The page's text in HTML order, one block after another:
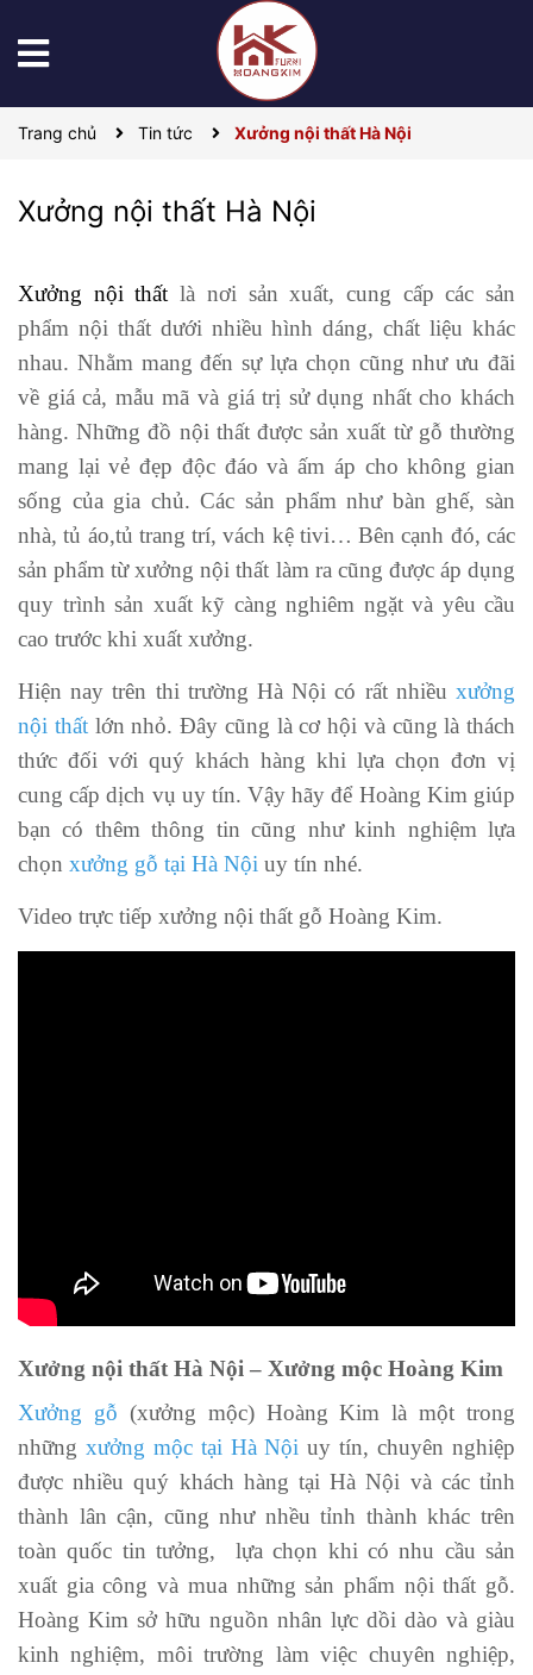
Trang chủ Tin tức Xưởng nội thất Hà Nội
Xưởng nội thất Hà Nội
Xưởng nội thất là nơi sản xuất, cung cấp các sản
phẩm nội thất dưới nhiều hình dáng, chất liệu khác
nhau. Nhằm mang đến sự lựa chọn cũng như ưu đãi
về giá cả, mẫu mã và giá trị sử dụng nhất cho khách
hàng. Những đồ nội thất được sản xuất từ gỗ thường
mang lại vẻ đẹp độc đáo và ấm áp cho không gian
sống của gia chủ. Các sản phẩm như bàn ghế, sàn
nhà, tủ áo,tủ trang trí, vách kệ tivi… Bên cạnh đó, các
sản phẩm từ xưởng nội thất làm ra cũng được áp dụng
quy trình sản xuất kỹ càng nghiêm ngặt và yêu cầu
cao trước khi xuất xưởng.
Hiện nay trên thi trường Hà Nội có rất nhiều xưởng
nội thấtlớn nhỏ. Đây cũng là cơ hội và cũng là thách
thức đối với quý khách hàng khi lựa chọn đơn vị
cung cấp dịch vụ uy tín. Vậy hãy để Hoàng Kim giúp
bạn có thêm thông tin cũng như kinh nghiệm lựa
chọn xưởng gỗ tại Hà Nội uy tín nhé.
Video trực tiếp xưởng nội thất gỗ Hoàng Kim.
Xưởng nội thất Hà Nội – Xưởng mộc Hoàng Kim
Xưởng gỗ (xưởng mộc) Hoàng Kim là một trong
những xưởng mộc tại Hà Nội uy tín, chuyên nghiệp
được nhiều quý khách hàng tại Hà Nội và các tỉnh
thành lân cận, cũng như nhều tỉnh thành khác trên
toàn quốc tin tưởng, lựa chọn khi có nhu cầu sản
xuất gia công và mua những sản phẩm nội thất gỗ.
Hoàng Kim sở hữu nguồn nhân lực dồi dào và giàu
kinh nghiệm, môi trường làm việc chuyên nghiệp,